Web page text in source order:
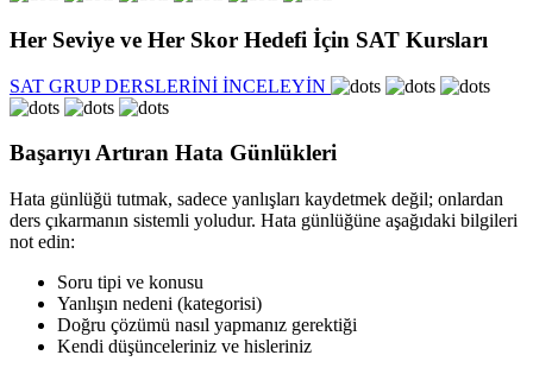
Her Seviye ve Her Skor Hedefi İçin SAT Kursları
SAT GRUP DERSLERİNİ İNCELEYİN
Başarıyı Artıran Hata Günlükleri
Hata günlüğü tutmak, sadece yanlışları kaydetmek değil; onlardan
ders çıkarmanın sistemli yoludur. Hata günlüğüne aşağıdaki bilgileri
not edin:
Soru tipi ve konusu
Yanlışın nedeni (kategorisi)
Doğru çözümü nasıl yapmanız gerektiği
Kendi düşünceleriniz ve hisleriniz